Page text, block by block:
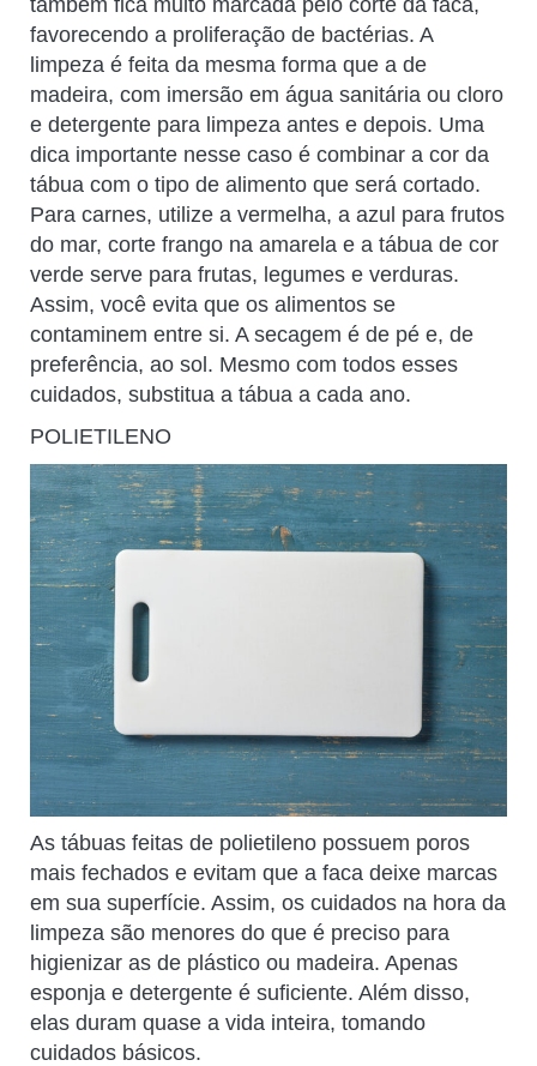
favorecendo a proliferação de bactérias. A
limpeza é feita da mesma forma que a de
madeira, com imersão em água sanitária ou cloro
e detergente para limpeza antes e depois. Uma
dica importante nesse caso é combinar a cor da
tábua com o tipo de alimento que será cortado.
Para carnes, utilize a vermelha, a azul para frutos
do mar, corte frango na amarela e a tábua de cor
verde serve para frutas, legumes e verduras.
Assim, você evita que os alimentos se
contaminem entre si. A secagem é de pé e, de
preferência, ao sol. Mesmo com todos esses
cuidados, substitua a tábua a cada ano.
POLIETILENO
As tábuas feitas de polietileno possuem poros
mais fechados e evitam que a faca deixe marcas
em sua superfície. Assim, os cuidados na hora da
limpeza são menores do que é preciso para
higienizar as de plástico ou madeira. Apenas
esponja e detergente é suficiente. Além disso,
elas duram quase a vida inteira, tomando
cuidados básicos.